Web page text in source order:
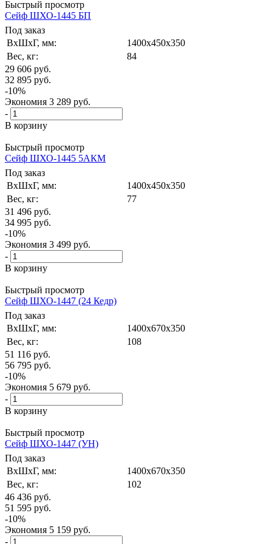
Быстрый просмотр
Сейф ШХО-1445 БП
Под заказ
ВxШxГ, мм:
1400x450x350
Вес, кг:
84
29 606 руб.
32 895 руб.
-10%
Экономия 3 289 руб.
-
В корзину
Быстрый просмотр
Сейф ШХО-1445 5АКМ
Под заказ
ВxШxГ, мм:
1400x450x350
Вес, кг:
77
31 496 руб.
34 995 руб.
-10%
Экономия 3 499 руб.
-
В корзину
Быстрый просмотр
Сейф ШХО-1447 (24 Кедр)
Под заказ
ВxШxГ, мм:
1400x670x350
Вес, кг:
108
51 116 руб.
56 795 руб.
-10%
Экономия 5 679 руб.
-
В корзину
Быстрый просмотр
Сейф ШХО-1447 (УН)
Под заказ
ВxШxГ, мм:
1400x670x350
Вес, кг:
102
46 436 руб.
51 595 руб.
-10%
Экономия 5 159 руб.
-